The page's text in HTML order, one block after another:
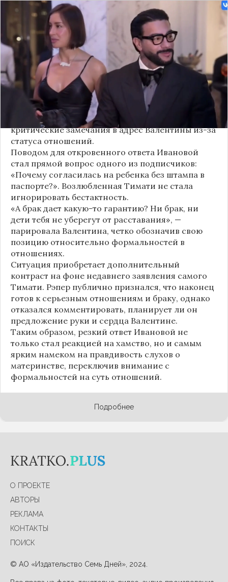
Валентина Иванова, избранница рэпера Тимати,
публично ответила на бестактный вопрос о
своем решении родить ребенка вне
официального брака. Ее резкая реакция стала
первым косвенным подтверждением слухов о
рождении дочери, ранее распространяемых
изданием «СтарХит».
Хотя сама звездная пара официально не
объявляла о пополнении, поклонники уже
засыпали их поздравлениями. Однако
некоторые комментаторы позволили себе
критические замечания в адрес Валентины из-за
статуса отношений.
Поводом для откровенного ответа Ивановой
стал прямой вопрос одного из подписчиков:
«Почему согласилась на ребенка без штампа в
паспорте?». Возлюбленная Тимати не стала
игнорировать бестактность.
«А брак дает какую-то гарантию? Ни брак, ни
дети тебя не уберегут от расставания», —
парировала Валентина, четко обозначив свою
позицию относительно формальностей в
отношениях.
Ситуация приобретает дополнительный
контраст на фоне недавнего заявления самого
Тимати. Рэпер публично признался, что наконец
готов к серьезным отношениям и браку, однако
отказался комментировать, планирует ли он
предложение руки и сердца Валентине.
Таким образом, резкий ответ Ивановой не
только стал реакцией на хамство, но и самым
ярким намеком на правдивость слухов о
материнстве, переключив внимание с
формальностей на суть отношений.
Подробнее
О ПРОЕКТЕ
АВТОРЫ
РЕКЛАМА
КОНТАКТЫ
ПОИСК
© АО «Издательство Семь Дней», 2024.